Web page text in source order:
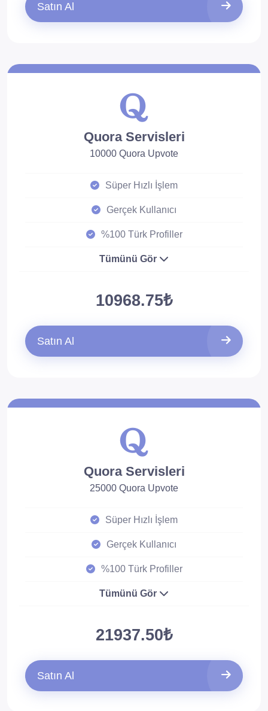
Satın Al
Quora Servisleri
10000 Quora Upvote
Süper Hızlı İşlem
Gerçek Kullanıcı
%100 Türk Profiller
Tümünü Gör
10968.75₺
Satın Al
Quora Servisleri
25000 Quora Upvote
Süper Hızlı İşlem
Gerçek Kullanıcı
%100 Türk Profiller
Tümünü Gör
21937.50₺
Satın Al